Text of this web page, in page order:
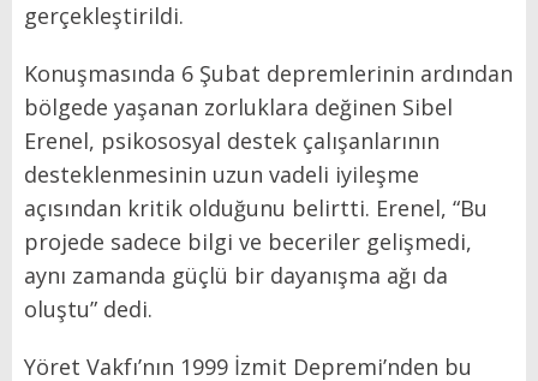
gerçekleştirildi.
Konuşmasında 6 Şubat depremlerinin ardından
bölgede yaşanan zorluklara değinen Sibel
Erenel, psikososyal destek çalışanlarının
desteklenmesinin uzun vadeli iyileşme
açısından kritik olduğunu belirtti. Erenel, “Bu
projede sadece bilgi ve beceriler gelişmedi,
aynı zamanda güçlü bir dayanışma ağı da
oluştu” dedi.
Yöret Vakfı’nın 1999 İzmit Depremi’nden bu